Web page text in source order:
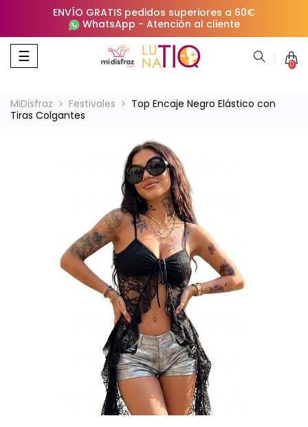
ENVÍO GRATIS pedidos superiores a 60€
WhatsApp - Atención al cliente
Navegación
de
☰ 0
MiDisfraz Festivales
Top Encaje Negro Elástico con
Tiras Colgantes